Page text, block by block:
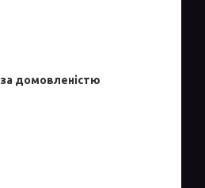
за домовленістю